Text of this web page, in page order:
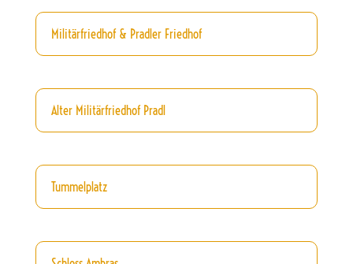
Militärfriedhof & Pradler Friedhof
Alter Militärfriedhof Pradl
Tummelplatz